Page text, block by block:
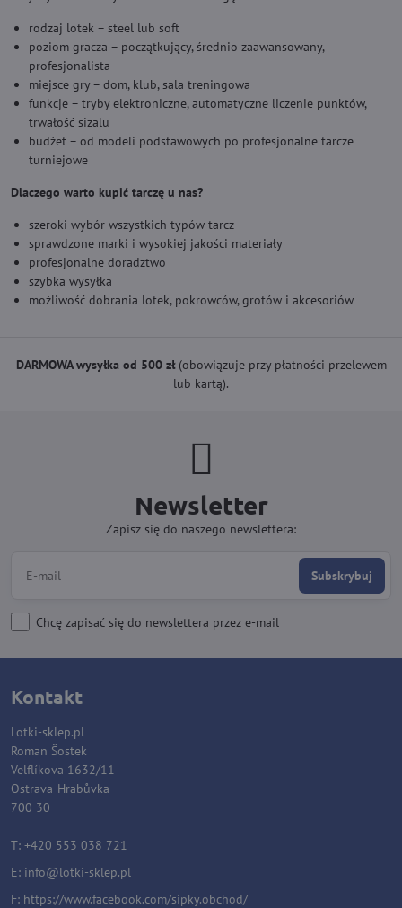
rodzaj lotek – steel lub soft
poziom gracza – początkujący, średnio zaawansowany,
profesjonalista
miejsce gry – dom, klub, sala treningowa
funkcje – tryby elektroniczne, automatyczne liczenie punktów,
trwałość sizalu
budżet – od modeli podstawowych po profesjonalne tarcze
turniejowe
Dlaczego warto kupić tarczę u nas?
szeroki wybór wszystkich typów tarcz
sprawdzone marki i wysokiej jakości materiały
profesjonalne doradztwo
szybka wysyłka
możliwość dobrania lotek, pokrowców, grotów i akcesoriów
DARMOWA wysyłka od 500 zł(obowiązuje przy płatności przelewem
lub kartą).
Newsletter
Zapisz się do naszego newslettera:
Subskrybuj
Chcę zapisać się do newslettera przez e-mail
Kontakt
Lotki-sklep.pl
Roman Šostek
Velflíkova 1632/11
Ostrava-Hrabůvka
700 30
T: +420 553 038 721
E: info@lotki-sklep.pl
F: https://www.facebook.com/sipky.obchod/